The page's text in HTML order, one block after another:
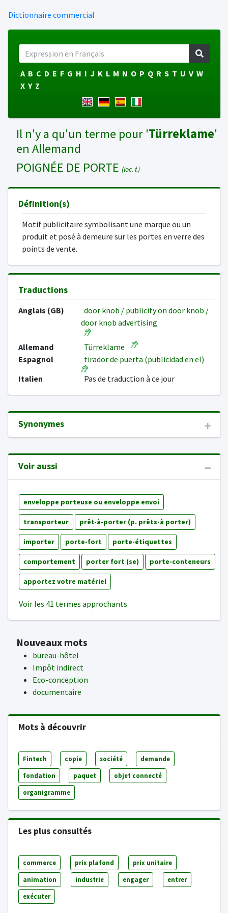
Dictionnaire commercial
A B C D E F G H I J K L M N O P Q R S T U V W
X Y Z
Il n'y a qu'un terme pour 'Türreklame'
en Allemand
POIGNÉE DE PORTE (loc. f.)
Définition(s)
Motif publicitaire symbolisant une marque ou un
produit et posé à demeure sur les portes en verre des
points de vente.
Traductions
Anglais (GB)
door knob / publicity on door knob /
door knob advertising
Allemand
Türreklame
Espagnol
tirador de puerta (publicidad en el)
Italien
Pas de traduction à ce jour
Synonymes
Voir aussi
enveloppe porteuse ou enveloppe envoi
transporteur prêt-à-porter (p. prêts-à porter)
importer porte-fort porte-étiquettes
comportement porter fort (se) porte-conteneurs
apportez votre matériel
Voir les 41 termes approchants
Nouveaux mots
bureau-hôtel
Impôt indirect
Eco-conception
documentaire
Mots à découvrir
Fintech copie société demande
fondation paquet objet connecté
organigramme
Les plus consultés
commerce prix plafond prix unitaire
animation industrie engager entrer
exécuter